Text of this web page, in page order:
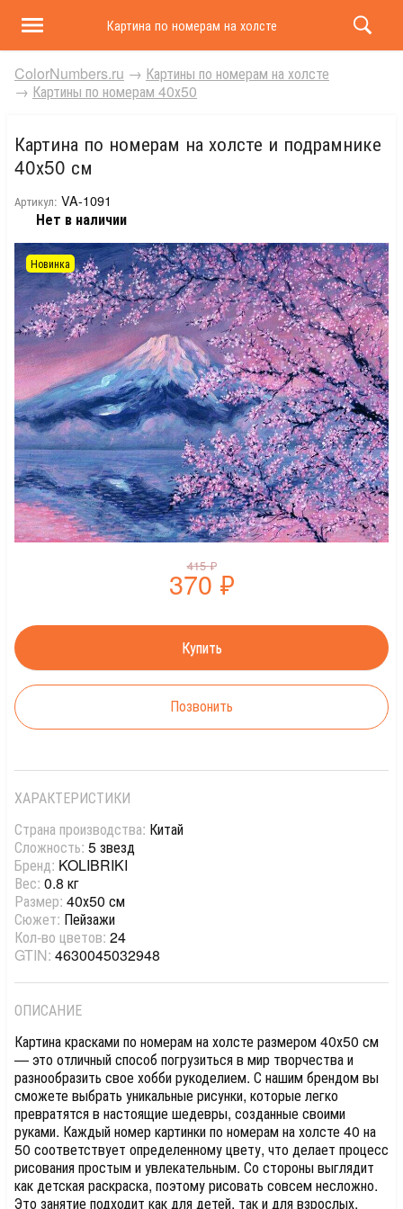
Картина по номерам на холсте и подрамнике 40х50
ColorNumbers.ru → Картины по номерам на холсте
→ Картины по номерам 40х50
Картина по номерам на холсте и подрамнике
40х50 см
Артикул: VA-1091
Нет в наличии
Новинка
415₽
370 ₽
Позвонить
ХАРАКТЕРИСТИКИ
Страна производства: Китай
Сложность: 5 звезд
Бренд: KOLIBRIKI
Вес: 0.8 кг
Размер: 40х50 см
Сюжет: Пейзажи
Кол-во цветов: 24
GTIN: 4630045032948
ОПИСАНИЕ
Картина красками по номерам на холсте размером 40х50 см
— это отличный способ погрузиться в мир творчества и
разнообразить свое хобби рукоделием. С нашим брендом вы
сможете выбрать уникальные рисунки, которые легко
превратятся в настоящие шедевры, созданные своими
руками. Каждый номер картинки по номерам на холсте 40 на
50 соответствует определенному цвету, что делает процесс
рисования простым и увлекательным. Со стороны выглядит
как детская раскраска, поэтому рисовать совсем несложно.
Это занятие подходит как для детей, так и для взрослых,